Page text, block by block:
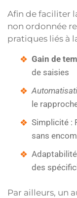
Afin de faciliter
non ordonnée
pratiques liés à
Gain de
de saisies
le
Simplicité :
sans
des
Par ailleurs, un